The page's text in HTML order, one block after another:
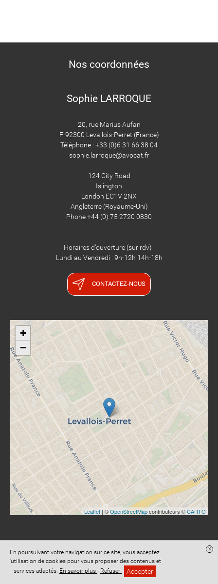
Nos coordonnées
Sophie LARROQUE
20, rue Marius Aufan
F-92300 Levallois-Perret (France)
Téléphone : +33 (0)6 31 66 38 04
sophie.larroque@avocat.fr
124 City Road
Islington
London EC1V 2NX
​​​​​​​Angleterre (Royaume-Uni)
Phone +44 (0) 75 2720 0830
Horaires d'ouverture (sur rdv) :
Lundi au Vendredi : 9h-12h 14h-18h
CONTACTEZ-NOUS
+
−
Leaflet | ©OpenStreetMapcontributeurs ©CARTO
Site réalisé avecDigital Avocat
Accès administration
Confidentialité
Conditions Générales de Vente
Mentions légales
En poursuivant votre navigation sur ce site, vous acceptez
l'utilisation de cookies pour vous proposer des contenus et
services adaptés. En savoir plus - Refuser Accepter
x